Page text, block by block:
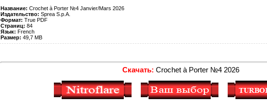
Название: Crochet à Porter №4 Janvier/Mars 2026
Издательство: Sprea S.p.A.
Формат: True PDF
Страниц: 84
Язык: French
Размер: 49,7 MB
Скачать: Crochet à Porter №4 2026